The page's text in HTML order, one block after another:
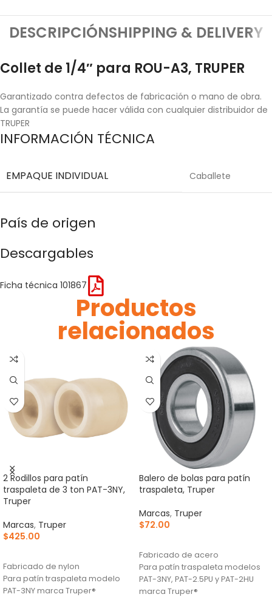
DESCRIPCIÓNSHIPPING & DELIVERY
Collet de 1/4″ para ROU-A3, TRUPER
Garantizado contra defectos de fabricación o mano de obra.
La garantía se puede hacer válida con cualquier distribuidor de
TRUPER
INFORMACIÓN TÉCNICA
EMPAQUE INDIVIDUAL Caballete
País de origen
Descargables
Ficha técnica 101867
Productos
relacionados
2 Rodillos para patín
traspaleta de 3 ton PAT-3NY,
Truper
Marcas, Truper
$425.00
Fabricado de nylon
Para patín traspaleta modelo
PAT-3NY marca Truper®
Balero de bolas para patín
traspaleta, Truper
Marcas, Truper
$72.00
Fabricado de acero
Para patín traspaleta modelos
PAT-3NY, PAT-2.5PU y PAT-2HU
marca Truper®